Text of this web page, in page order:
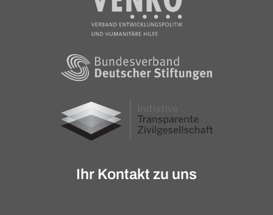
Ihr Kontakt zu uns